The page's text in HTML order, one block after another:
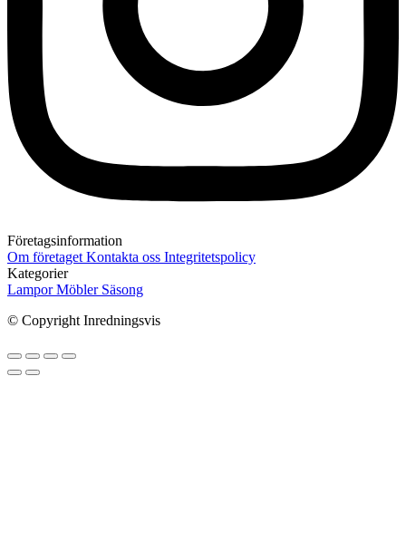
Företagsinformation
Om företaget Kontakta oss Integritetspolicy
Kategorier
LamporMöbler Säsong
© Copyright Inredningsvis